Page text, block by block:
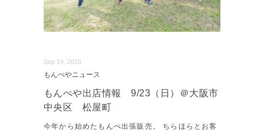
Sep 14, 2018
もんぺやニュース
もんぺや出店情報 9/23（日）＠大阪市
中央区 松屋町
今年から始めたもんぺ出張販売。 ちらほらとお客